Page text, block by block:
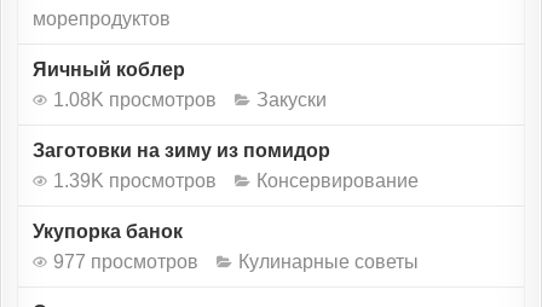
морепродуктов
Яичный коблер
1.08K просмотров
Закуски
Заготовки на зиму из помидор
1.39K просмотров
Консервирование
Укупорка банок
977 просмотров
Кулинарные советы